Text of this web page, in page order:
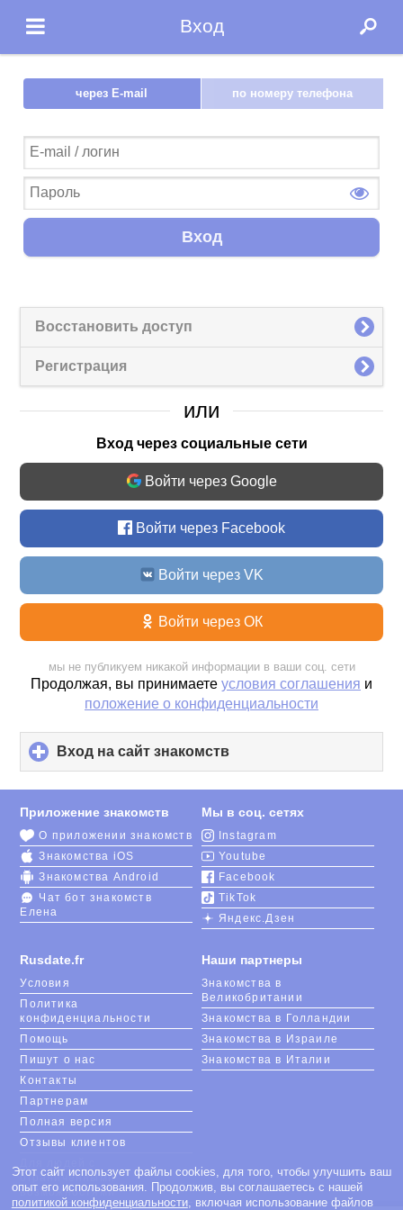
Вход
через E-mail по номеру телефона
Вход
Восстановить доступ
Регистрация
или
Вход через социальные сети
Войти через Google
Войти через Facebook
Войти через VK
Войти через ОК
мы не публикуем никакой информации в ваши соц. сети
Продолжая, вы принимаете условия соглашения и
положение о конфиденциальности
Вход на сайт знакомств
to
expand
Rusdate.fr
Условия
Политика
конфиденциальности
Помощь
Пишут о нас
Контакты
Партнерам
Полная версия
Отзывы клиентов
ограниченными
возможностями
Приложение знакомств
О приложении знакомств
Знакомства iOS
Знакомства Android
Чат бот знакомств
Елена
Мы в соц. сетях
Instagram
Youtube
Facebook
TikTok
Яндекс.Дзен
Наши партнеры
Знакомства в
Великобритании
Знакомства в Голландии
Знакомства в Израиле
Знакомства в Италии
Этот сайт использует файлы cookies, для того, чтобы улучшить ваш
опыт его использования. Продолжив, вы соглашаетесь с нашей
политикой конфиденциальности, включая использование файлов